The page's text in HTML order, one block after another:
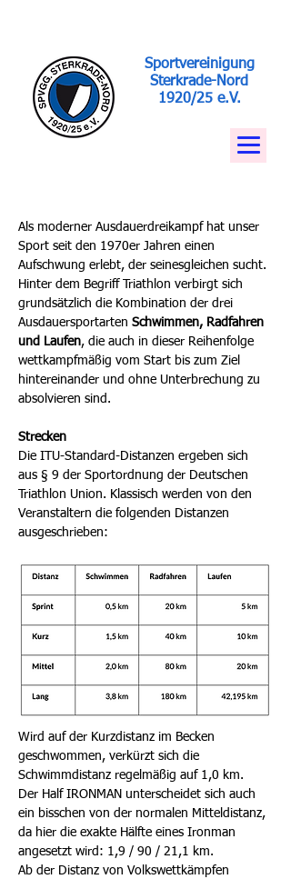
Sportvereinigung
Sterkrade-Nord
1920/25 e.V.
Als moderner Ausdauerdreikampf hat unser
Sport seit den 1970er Jahren einen
Aufschwung erlebt, der seinesgleichen sucht.
Hinter dem Begriff Triathlon verbirgt sich
grundsätzlich die Kombination der drei
Ausdauersportarten Schwimmen, Radfahren
und Laufen, die auch in dieser Reihenfolge
wettkampfmäßig vom Start bis zum Ziel
hintereinander und ohne Unterbrechung zu
absolvieren sind.
Strecken
Die ITU-Standard-Distanzen ergeben sich
aus § 9 der Sportordnung der Deutschen
Triathlon Union. Klassisch werden von den
Veranstaltern die folgenden Distanzen
ausgeschrieben:
Wird auf der Kurzdistanz im Becken
geschwommen, verkürzt sich die
Schwimmdistanz regelmäßig auf 1,0 km.
Der Half IRONMAN unterscheidet sich auch
ein bisschen von der normalen Mitteldistanz,
da hier die exakte Hälfte eines Ironman
angesetzt wird: 1,9 / 90 / 21,1 km.
Ab der Distanz von Volkswettkämpfen